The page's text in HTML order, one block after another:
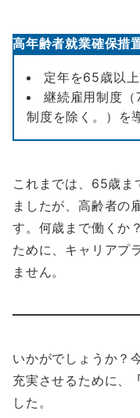
高年齢者就業確保措
定年を65歳以
継続雇用制度
制度を除く。）を
これまでは、65歳ま
ましたが、高齢者の
す。何歳まで働くか
ために、キャリアプ
ません。
いかがでしょうか？
充実させるために、
した。